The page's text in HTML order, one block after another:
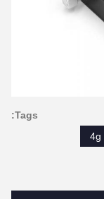
Tags: